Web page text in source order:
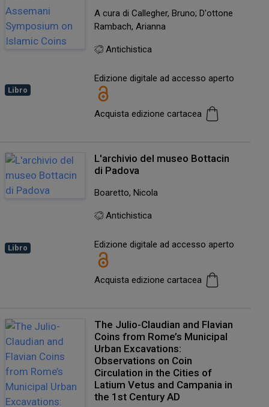
Libro
A cura di Callegher, Bruno; D'ottone
Rambach, Arianna
Antichistica
Edizione digitale ad accesso aperto
Acquista edizione cartacea
Libro
L'archivio del museo Bottacin
di Padova
Boaretto, Nicola
Antichistica
Edizione digitale ad accesso aperto
Acquista edizione cartacea
The Julio-Claudian and Flavian
Coins from Rome’s Municipal
Urban Excavations:
Observations on Coin
Circulation in the Cities of
Latium Vetus and Campania in
the 1st Century AD